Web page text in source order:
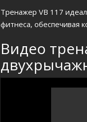
Тренажер VB 117
фитнеса, обеспечивая
Видео